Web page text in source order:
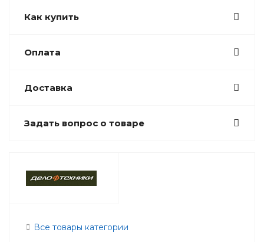
Как купить
Оплата
Доставка
Задать вопрос о товаре
Все товары категории